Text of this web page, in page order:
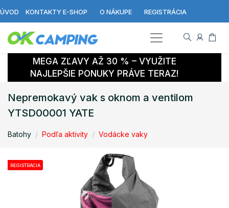
ÚVOD KONTAKTY E-SHOP O NÁKUPE REGISTRÁCIA
MEGA ZĽAVY AŽ 30 % – VYUŽITE
NAJLEPŠIE PONUKY PRÁVE TERAZ!
Nepremokavý vak s oknom a ventilom
YTSD00001 YATE
Batohy Podľa aktivity Vodácke vaky
REGISTRÁCIA